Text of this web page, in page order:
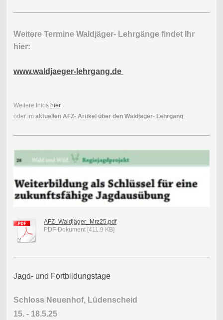
Weitere Termine Waldjäger- Lehrgänge findet Ihr
hier:
www.waldjaeger-lehrgang.de
Weitere Infos hier
oder im aktuellen AFZ- Artikel über den Waldjäger- Lehrgang:
AFZ_Waldjäger_Mrz25.pdf
PDF-Dokument [411.9 KB]
Jagd- und Fortbildungstage
Schloss Neuenhof, Lüdenscheid
15. - 18.5.25